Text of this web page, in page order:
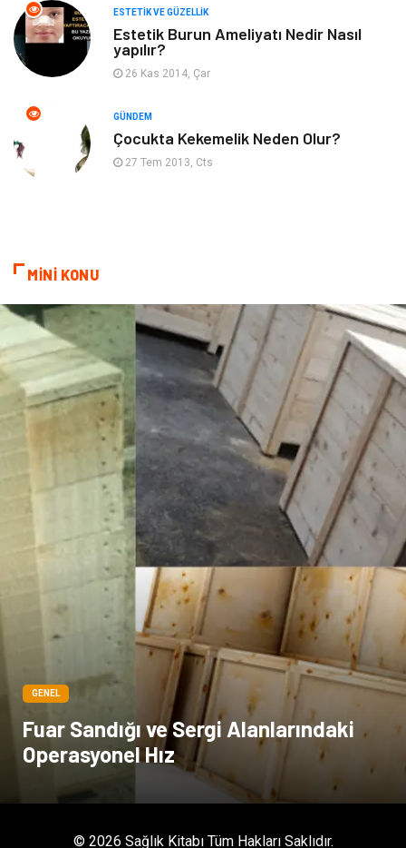
Beslenme
Psikolojik Hastalıklar
Kanser
Bakım Aksesuar
Sağlık Haberleri Blogroll
Spor Malzemeleri Hediyelik Eşya
Acil ve İlkyardım
ESTETIK VE GÜZELLIK
Estetik Burun Ameliyatı Nedir Nasıl
yapılır?
26 Kas 2014, Çar
GÜNDEM
Çocukta Kekemelik Neden Olur?
27 Tem 2013, Cts
MİNİ KONU
GENEL
Fuar Sandığı ve Sergi Alanlarındaki
Operasyonel Hız
© 2026 Sağlık Kitabı Tüm Hakları Saklıdır.